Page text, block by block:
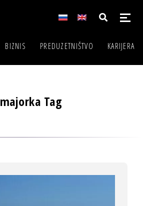
BIZNIS PREDUZETNIŠTVO KARIJERA
majorka Tag